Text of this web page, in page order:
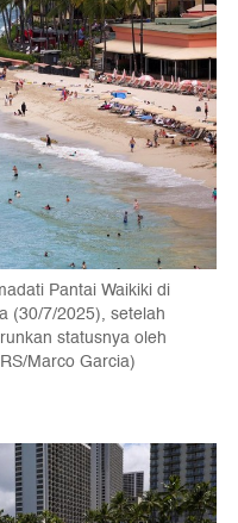
Pantai Waikiki di
(30/7/2025), setelah
statusnya oleh
Marco Garcia)